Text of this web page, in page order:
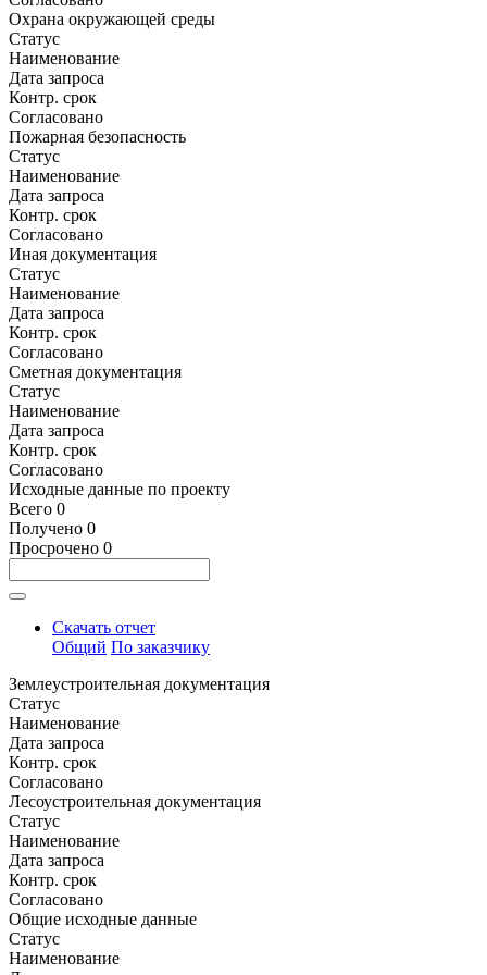
Охрана окружающей среды
Статус
Наименование
Дата запроса
Контр. срок
Согласовано
Пожарная безопасность
Статус
Наименование
Дата запроса
Контр. срок
Согласовано
Иная документация
Статус
Наименование
Дата запроса
Контр. срок
Согласовано
Сметная документация
Статус
Наименование
Дата запроса
Контр. срок
Согласовано
Исходные данные по проекту
Всего 0
Получено 0
Просрочено 0
Скачать отчет
Общий По заказчику
Землеустроительная документация
Статус
Наименование
Дата запроса
Контр. срок
Согласовано
Лесоустроительная документация
Статус
Наименование
Дата запроса
Контр. срок
Согласовано
Общие исходные данные
Статус
Наименование